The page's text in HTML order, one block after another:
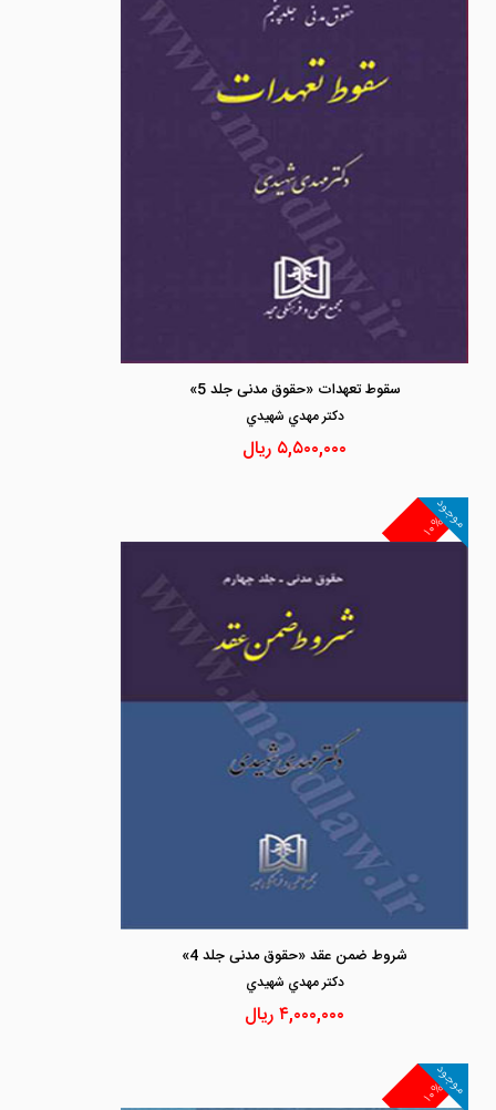
سقوط تعهدات «حقوق مدنی جلد 5»
دكتر مهدي شهيدي
۵,۵۰۰,۰۰۰ ریال
۱۰%
موجود
شروط ضمن عقد «حقوق مدنی جلد 4»
دكتر مهدي شهيدي
۴,۰۰۰,۰۰۰ریال
۱۰%
موجود